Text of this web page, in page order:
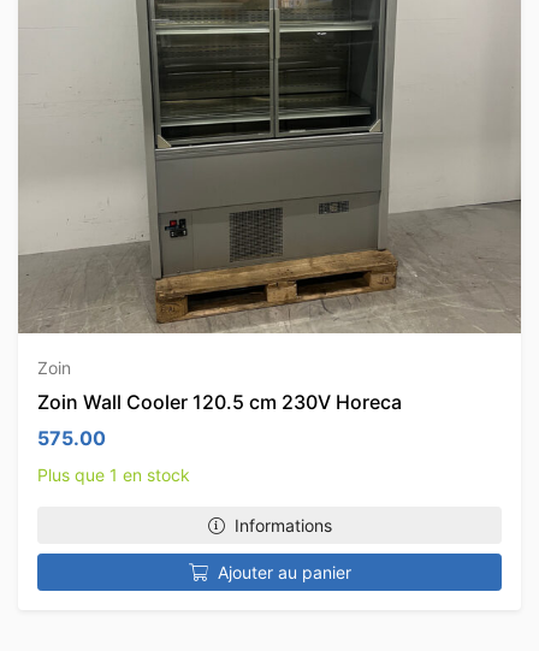
Zoin
Zoin Wall Cooler 120.5 cm 230V Horeca
575.00
Plus que 1 en stock
Informations
Ajouter au panier